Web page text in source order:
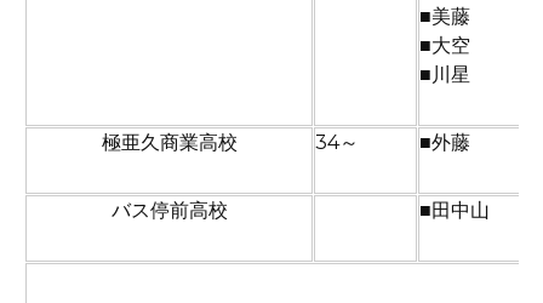
■美藤
■大空
■川星
極亜久商業高校 34～ ■外藤
バス停前高校 ■田中山